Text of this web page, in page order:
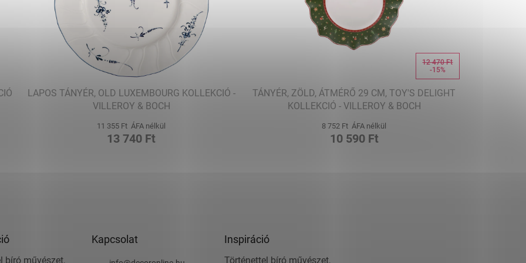
LAPOS TÁNYÉR, OLD LUXEMBOURG KOLLEKCIÓ -
VILLEROY & BOCH
11 355 Ft ÁFA nélkül
13 740 Ft
12 470 Ft
-15%
TÁNYÉR, ZÖLD, ÁTMÉRŐ 29 CM, TOY'S DELIGHT
KOLLEKCIÓ - VILLEROY & BOCH
8 752 Ft ÁFA nélkül
10 590 Ft
bíró művészet,
Kapcsolat Inspiráció
Történettel bíró művészet,